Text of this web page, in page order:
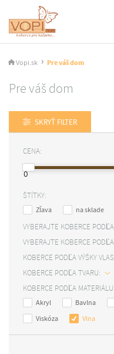
Vopi.sk Pre váš dom
Pre váš dom
SKRYŤ FILTER
CENA:
0
ŠTÍTKY:
Zľava
na sklade
VYBERAJTE KOBERCE
VYBERAJTE KOBERCE
KOBERCE PODĽA VÝŠKY
KOBERCE PODĽA TVARU:
KOBERCE PODĽA MATERIÁLU:
Akryl
Bavlna
Viskóza
Vlna